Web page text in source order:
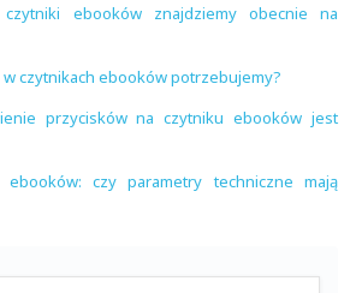
czytniki ebooków znajdziemy obecnie na
w czytnikach ebooków potrzebujemy?
przycisków na czytniku ebooków jest
ebooków: czy parametry techniczne mają